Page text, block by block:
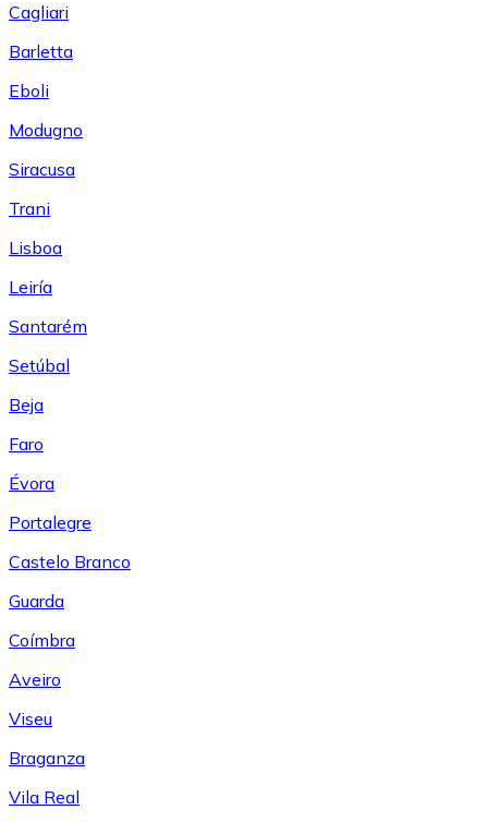
Cagliari
Barletta
Eboli
Modugno
Siracusa
Trani
Lisboa
Leiría
Santarém
Setúbal
Beja
Faro
Évora
Portalegre
Castelo Branco
Guarda
Coímbra
Aveiro
Viseu
Braganza
Vila Real